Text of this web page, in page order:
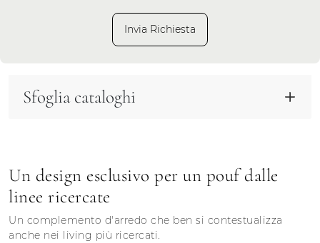
Un design esclusivo per un pouf dalle
linee ricercate
Un complemento d'arredo che ben si contestualizza
anche nei living più ricercati.
Invia Richiesta
Sfoglia cataloghi